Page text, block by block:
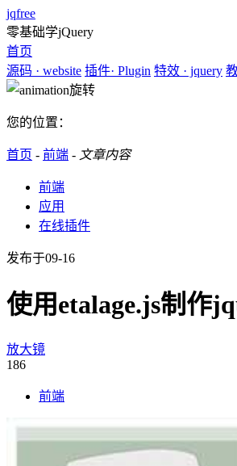
jqfree
零基础学jQuery
首页
源码 · website 插件· Plugin 特效 · jquery
您的位置：
首页 - 前端 - 文章内容
前端
应用
在线插件
发布于09-16
使用etalage.js制作
放大镜
186
前端